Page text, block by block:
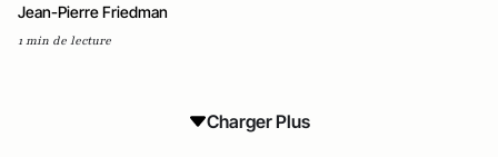
Jean-Pierre Friedman
1 min de lecture
Charger Plus